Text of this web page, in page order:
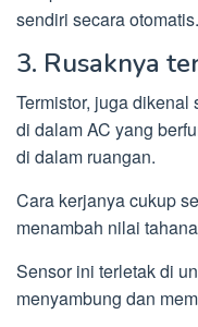
sendiri secara otomatis.
3. Rusaknya
Termistor, juga dikenal
di dalam AC yang
di dalam ruangan.
Cara kerjanya cukup
menambah nilai
Sensor ini terletak di
menyambung dan